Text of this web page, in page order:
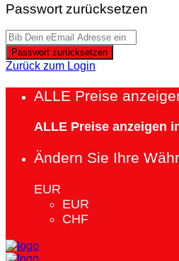
Passwort zurücksetzen
Passwort zurücksetzen
Zurück zum Login
ALLE Preise
ALLE Preise anzeigen
Ändern Sie Ihre
EUR
EUR
CHF